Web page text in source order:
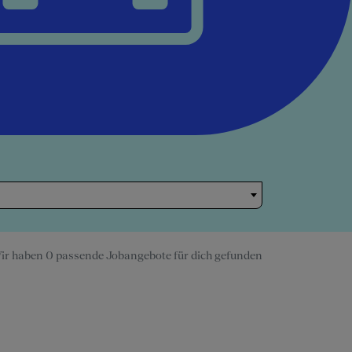
haben 0 passende Jobangebote für dich gefunden